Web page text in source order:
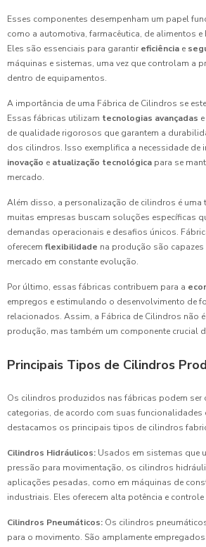
Esses componentes desempenham um papel
como a automotiva, farmacêutica, de alimentos e
Eles são essenciais para garantir eficiência e
máquinas e sistemas, uma vez que controlam a
dentro de equipamentos.
A importância de uma Fábrica de Cilindros se
Essas fábricas utilizam tecnologias avançadas
de qualidade rigorosos que garantem a
dos cilindros. Isso exemplifica a necessidade de
inovação e atualização tecnológica para se
mercado.
Além disso, a personalização de cilindros é uma
muitas empresas buscam soluções específicas
demandas operacionais e desafios únicos.
oferecem flexibilidade na produção são capazes
mercado em constante evolução.
Por último, essas fábricas contribuem para a
empregos e estimulando o desenvolvimento de
relacionados. Assim, a Fábrica de Cilindros não
produção, mas também um componente crucial
Principais Tipos de Cilindros
Os cilindros produzidos nas fábricas podem ser
categorias, de acordo com suas funcionalidades
destacamos os principais tipos de cilindros
Cilindros Hidráulicos: Usados em sistemas que
pressão para movimentação, os cilindros
aplicações pesadas, como em máquinas de
industriais. Eles oferecem alta potência e controle
Cilindros Pneumáticos: Os cilindros
para o movimento. São amplamente